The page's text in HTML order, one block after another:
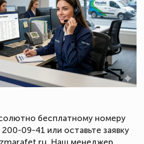
бесплатному номеру
09-41 или оставьте заявку
Наш менеджер